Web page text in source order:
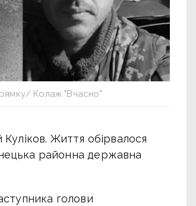
Колаж "Вчасно"
Життя обірвалося
районна державна
голови